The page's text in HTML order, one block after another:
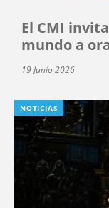
El CMI
mundo a
19 Junio 2026
NOTICIAS